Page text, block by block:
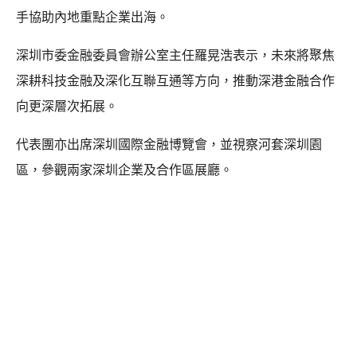
手協助內地重點企業出海。
深圳市委金融委員會辦公室主任羅晃浩表示，未來將聚焦
深耕科技金融及深化互聯互通等方向，推動深港金融合作
向更深層次拓展。
代表團亦出席深圳國際金融博覽會，並視察河套深圳園
區，參觀兩家深圳企業及合作區展廳。